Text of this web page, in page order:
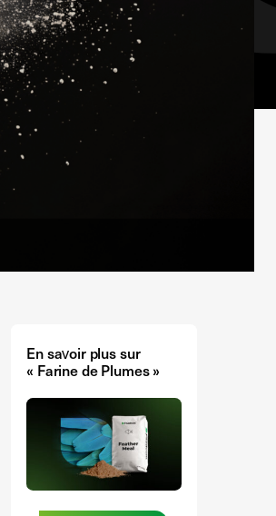
En savoir plus sur
« Farine de Plumes »